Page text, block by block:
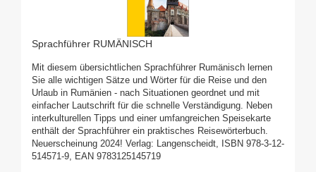
Sprachführer RUMÄNISCH
Mit diesem übersichtlichen Sprachführer Rumänisch lernen
Sie alle wichtigen Sätze und Wörter für die Reise und den
Urlaub in Rumänien - nach Situationen geordnet und mit
einfacher Lautschrift für die schnelle Verständigung. Neben
interkulturellen Tipps und einer umfangreichen Speisekarte
enthält der Sprachführer ein praktisches Reisewörterbuch.
Neuerscheinung 2024! Verlag: Langenscheidt, ISBN 978-3-12-
514571-9, EAN 9783125145719